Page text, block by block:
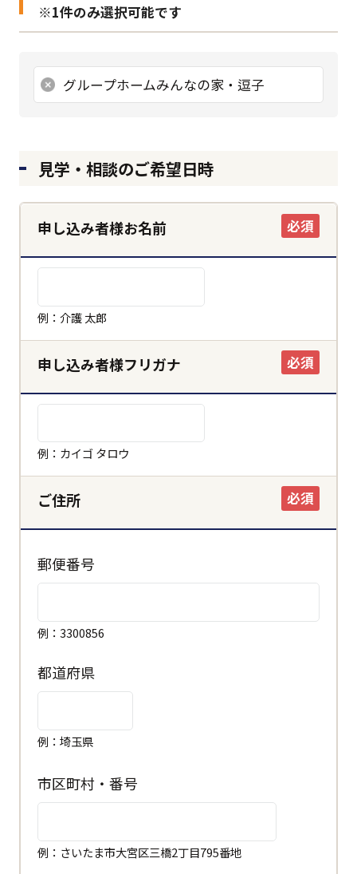
※1件のみ選択可能です
グループホームみんなの家・逗子
見学・相談のご希望日時
申し込み者様お名前 必須
例：介護 太郎
申し込み者様フリガナ 必須
例：カイゴ タロウ
ご住所 必須
郵便番号
例：3300856
都道府県
例：埼玉県
市区町村・番号
例：さいたま市大宮区三橋2丁目795番地